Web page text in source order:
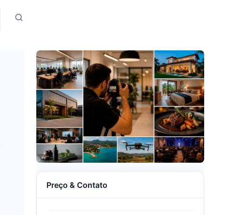
Preço & Contato